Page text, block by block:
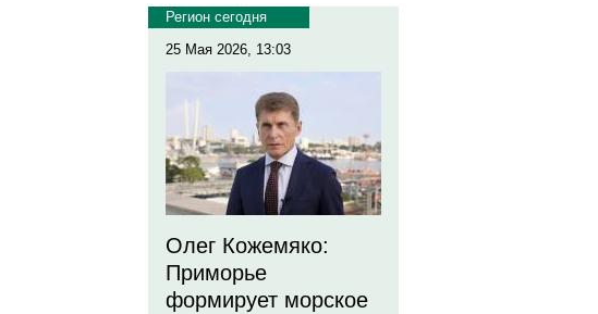
Регион сегодня
25 Мая 2026, 13:03
Олег Кожемяко:
Приморье
формирует морское